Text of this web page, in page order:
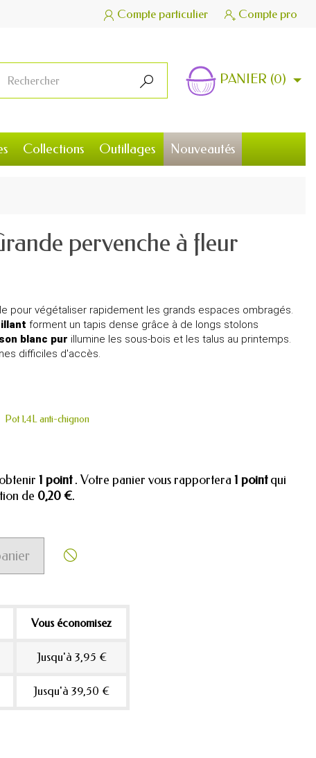
 Compte particulier  Compte pro
 PANIER (0)
Collections Outillages Nouveautés
pervenche à fleur
pour végétaliser rapidement les grands espaces ombragés.
forment un tapis dense grâce à de longs stolons
blanc pur illumine les sous-bois et les talus au printemps.
difficiles d'accès.
Pot 1,4L anti-chignon
1 point . Votre panier vous rapportera 1 pointqui
de 0,20 €.

Vous économisez
Jusqu'à 3,95 €
Jusqu'à 39,50 €